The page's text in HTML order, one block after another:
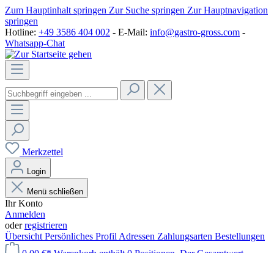
Zum Hauptinhalt springen Zur Suche springen Zur Hauptnavigation
springen
Hotline: +49 3586 404 002 - E-Mail: info@gastro-gross.com -
Whatsapp-Chat
Merkzettel
Login
Menü schließen
Ihr Konto
Anmelden
oderregistrieren
Übersicht Persönliches Profil Adressen Zahlungsarten Bestellungen